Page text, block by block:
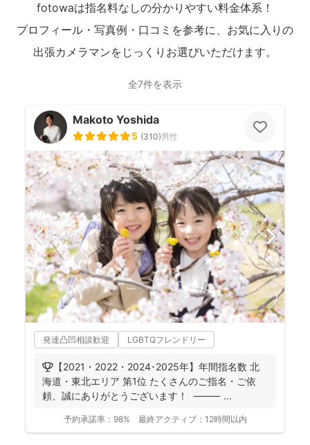
fotowaは指名料なしの分かりやすい料金体系！
プロフィール・写真例・口コミを参考に、お気に入りの
出張カメラマンをじっくりお選びいただけます。
全7件を表示
Makoto Yoshida
5 (310)男性
発達凸凹相談歓迎 LGBTQフレンドリー
🏆【2021・2022・2024･2025年】年間指名数 北
海道・東北エリア 第1位 たくさんのご指名・ご依
頼、誠にありがとうございます！ ⸻ ...
予約承諾率： 98% 最終アクティブ： 12時間以内